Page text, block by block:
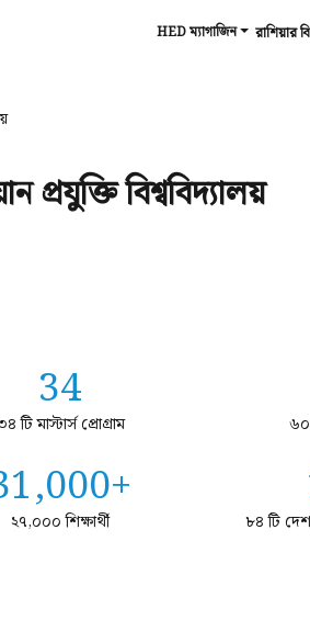
HED ম্যাগাজিন রাশিয়ার
বিশ্ববিদ্যালয়
34
টি মাস্টার্স প্রোগ্রাম
২৭,০০০ শিক্ষার্থী ৮৪ টি